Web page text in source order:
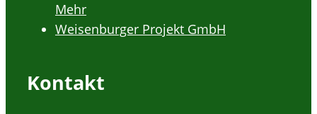
Mehr
Weisenburger Projekt GmbH
Kontakt